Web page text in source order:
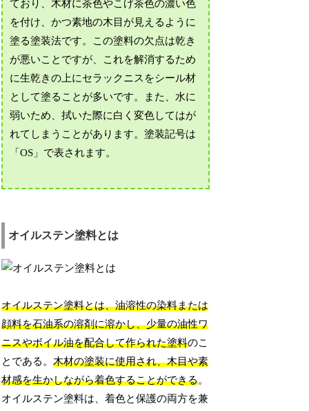
ており、木材に茶色やこげ茶色の濃い色
を付け、かつ素地の木目が見えるように
塗る塗装法です。この塗料の欠点は乾き
が悪いことですが、これを解消するため
に生乾きの上にセラックニスをシール材
として塗ることが多いです。また、水に
弱いため、拭いた際に白く変色してはが
れてしまうことがあります。塗装記号は
「OS」で表されます。
オイルステン塗料とは
オイルステン塗料とは、油溶性の染料または
顔料を石油系の溶剤に溶かし、少量の油性ワ
ニスやボイル油を配合して作られた塗料のこ
とである。木材の塗装に使用され、木目や素
材感を生かしながら着色することができる。
オイルステン塗料は、着色と保護の両方を兼